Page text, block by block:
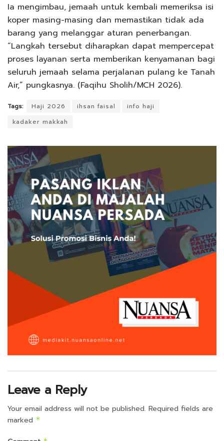
Ia mengimbau, jemaah untuk kembali memeriksa isi
koper masing-masing dan memastikan tidak ada
barang yang melanggar aturan penerbangan.
“Langkah tersebut diharapkan dapat mempercepat
proses layanan serta memberikan kenyamanan bagi
seluruh jemaah selama perjalanan pulang ke Tanah
Air,” pungkasnya. (Faqihu Sholih/MCH 2026).
Tags: Haji 2026 ihsan faisal
info haji
kadaker makkah
Leave a Reply
Your email address will not be published. Required fields are
marked *